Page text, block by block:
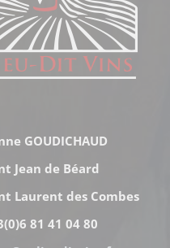
GOUDICHAUD
Jean de Béard
Laurent des Combes
81 41 04 80